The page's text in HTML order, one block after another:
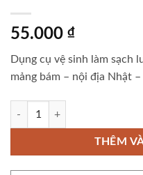
55.000 ₫
Dụng cụ vệ sinh làm sạch
mảng bám – nội địa Nhật
Còn kho Bộ Dụng cụ vệ sinh
THÊM